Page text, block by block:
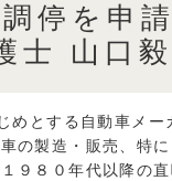
停を申
士 山口毅
めとする自動車メー
の製造・販売、特
９８０年代以降の